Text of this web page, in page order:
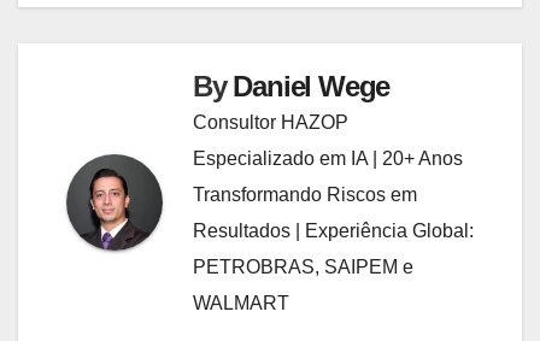
ByDaniel Wege
Consultor HAZOP
Especializado em IA | 20+ Anos
Transformando Riscos em
Resultados | Experiência Global:
PETROBRAS, SAIPEM e
WALMART